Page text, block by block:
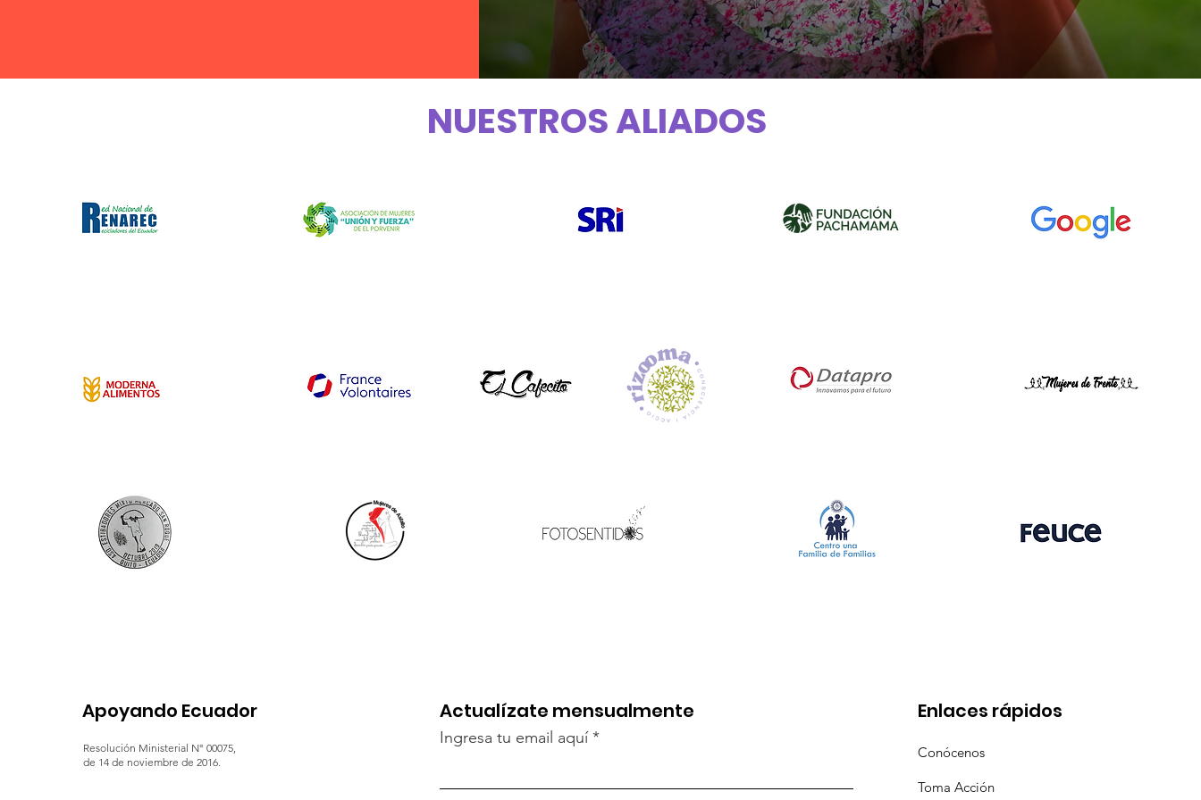
NUESTROS ALIADOS
Apoyando Ecuador
Resolución Ministerial N° 00075,
de 14 de noviembre de 2016.
Actualízate mensualmente
Ingresa tu email aquí
Enlaces rápidos
Conócenos
Toma Acción